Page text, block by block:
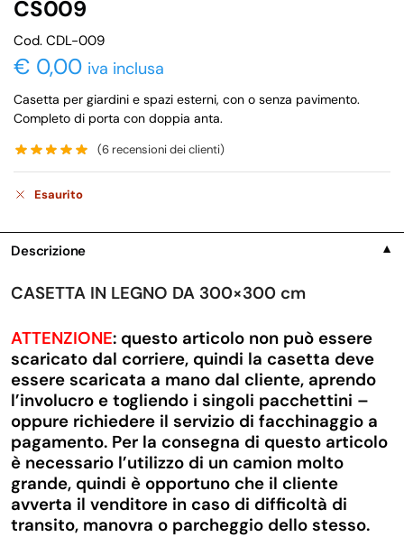
CS009
Cod. CDL-009
€ 0,00 iva inclusa
Casetta per giardini e spazi esterni, con o senza pavimento.
Completo di porta con doppia anta.
(6 recensioni dei clienti)
Esaurito
Descrizione ▼
CASETTA IN LEGNO DA 300×300 cm
ATTENZIONE: questo articolo non può essere
scaricato dal corriere, quindi la casetta deve
essere scaricata a mano dal cliente, aprendo
l’involucro e togliendo i singoli pacchettini –
oppure richiedere il servizio di facchinaggio a
pagamento. Per la consegna di questo articolo
è necessario l’utilizzo di un camion molto
grande, quindi è opportuno che il cliente
avverta il venditore in caso di difficoltà di
transito, manovra o parcheggio dello stesso.